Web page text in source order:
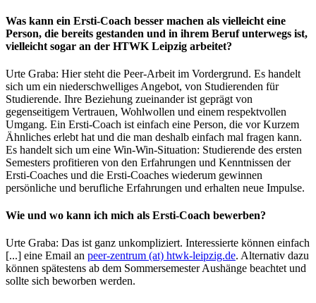
Was kann ein Ersti-Coach besser machen als vielleicht eine
Person, die bereits gestanden und in ihrem Beruf unterwegs ist,
vielleicht sogar an der HTWK Leipzig arbeitet?
Urte Graba: Hier steht die Peer-Arbeit im Vordergrund. Es handelt
sich um ein niederschwelliges Angebot, von Studierenden für
Studierende. Ihre Beziehung zueinander ist geprägt von
gegenseitigem Vertrauen, Wohlwollen und einem respektvollen
Umgang. Ein Ersti-Coach ist einfach eine Person, die vor Kurzem
Ähnliches erlebt hat und die man deshalb einfach mal fragen kann.
Es handelt sich um eine Win-Win-Situation: Studierende des ersten
Semesters profitieren von den Erfahrungen und Kenntnissen der
Ersti-Coaches und die Ersti-Coaches wiederum gewinnen
persönliche und berufliche Erfahrungen und erhalten neue Impulse.
Wie und wo kann ich mich als Ersti-Coach bewerben?
Urte Graba: Das ist ganz unkompliziert. Interessierte können einfach
[...] eine Email an peer-zentrum (at) htwk-leipzig.de. Alternativ dazu
können spätestens ab dem Sommersemester Aushänge beachtet und
sollte sich beworben werden.